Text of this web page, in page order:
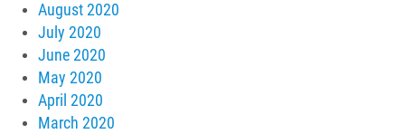
August 2020
July 2020
June 2020
May 2020
April 2020
March 2020